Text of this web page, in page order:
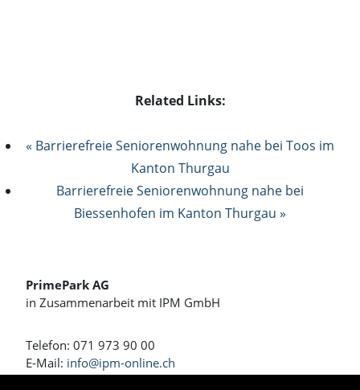
Related Links:
« Barrierefreie Seniorenwohnung nahe bei Toos im
Kanton Thurgau
Barrierefreie Seniorenwohnung nahe bei
Biessenhofen im Kanton Thurgau »
PrimePark AG
in Zusammenarbeit mit IPM GmbH
Telefon: 071 973 90 00
E-Mail: info@ipm-online.ch